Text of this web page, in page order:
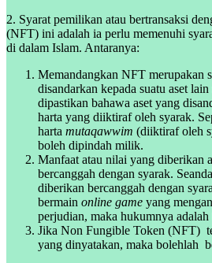
2. Syarat pemilikan atau bertransaksi
(NFT) ini adalah ia perlu memenuhi
di dalam Islam. Antaranya:
Memandangkan NFT merupakan
disandarkan kepada suatu aset lain
dipastikan bahawa aset yang
harta yang diiktiraf oleh syarak.
harta mutaqawwim (diiktiraf oleh
boleh dipindah milik.
Manfaat atau nilai yang diberikan
bercanggah dengan syarak.
diberikan bercanggah dengan
bermain online game yang
perjudian, maka hukumnya adalah
Jika Non Fungible Token (NFT)
yang dinyatakan, maka bolehlah